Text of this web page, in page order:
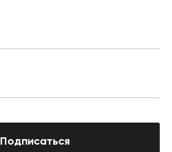
Подписаться